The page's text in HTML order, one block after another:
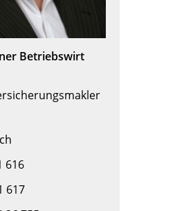
Betriebswirt
616
617